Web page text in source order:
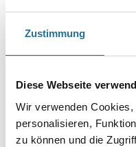
Zustimmung
Diese Webseite
Wir verwenden
personalisieren,
zu können und die
Farbtonbezeichnung
Gebinde